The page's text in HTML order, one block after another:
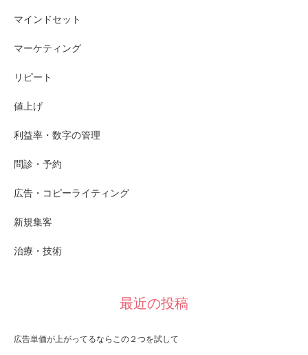
マインドセット
マーケティング
リピート
値上げ
利益率・数字の管理
問診・予約
広告・コピーライティング
新規集客
治療・技術
最近の投稿
広告単価が上がってるならこの２つを試して